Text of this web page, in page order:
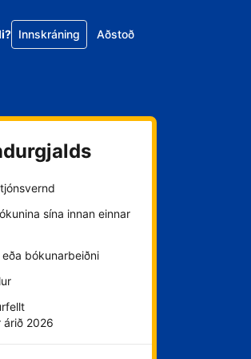
Innskráning Aðstoð
sína innan einnar
bókunarbeiðni
árið 2026